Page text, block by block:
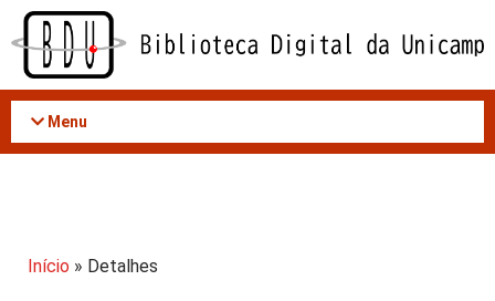
Acessar
conteúdo
Menu
Início » Detalhes